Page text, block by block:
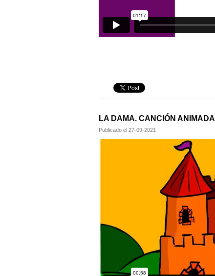
LA DAMA. CANCIÓN ANIMADA
Publicado el 27-09-2021